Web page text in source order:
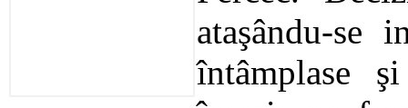
ataşându-se
întâmplase